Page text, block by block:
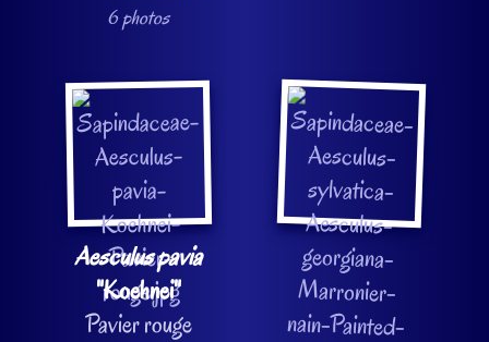
6 photos
Aesculus pavia
"Koehnei"
Pavier rouge